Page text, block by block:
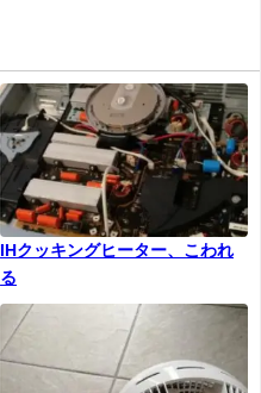
IHクッキングヒーター、こわれ
る